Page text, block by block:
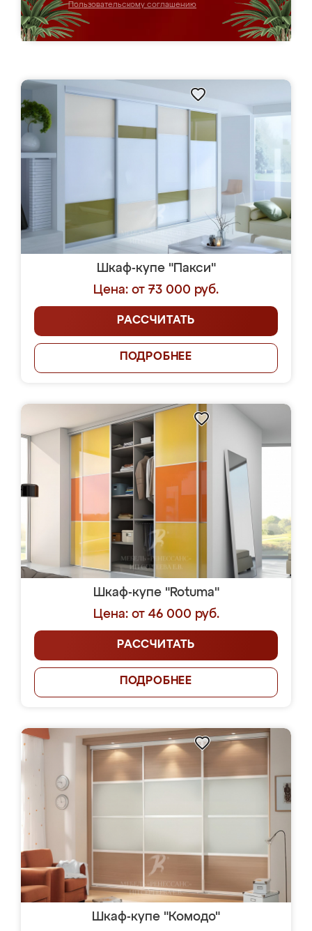
Пользовательскому соглашению
Шкаф-купе "Пакси"
Цена: от 73 000 руб.
РАССЧИТАТЬ
ПОДРОБНЕЕ
Шкаф-купе "Rotuma"
Цена: от 46 000 руб.
РАССЧИТАТЬ
ПОДРОБНЕЕ
Шкаф-купе "Комодо"